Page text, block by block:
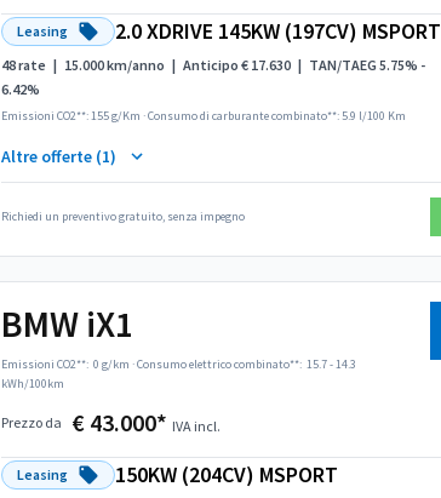
Leasing 2.0 XDRIVE 145KW (197CV) MSPORT
48 rate | 15.000 km/anno | Anticipo € 17.630 | TAN/TAEG 5.75% -
6.42%
Emissioni CO2**: 155 g/Km ·Consumo di carburante combinato**: 5.9 l/100 Km
Altre offerte (1)
Richiedi un preventivo gratuito, senza impegno
BMW iX1
Emissioni CO2**: 0 g/km ·Consumo elettrico combinato**: 15.7 - 14.3
kWh/100km
Prezzo da € 43.000* IVA incl.
Leasing 150KW (204CV) MSPORT